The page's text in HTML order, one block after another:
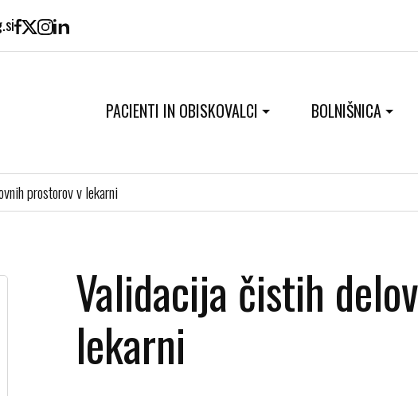
PACIENTI IN OBISKOVALCI BOLNIŠNICA
prostorov v lekarni
Validacija čistih
lekarni